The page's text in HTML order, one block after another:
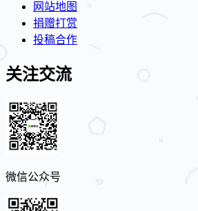
网站地图
捐赠打赏
投稿合作
关注交流
微信公众号